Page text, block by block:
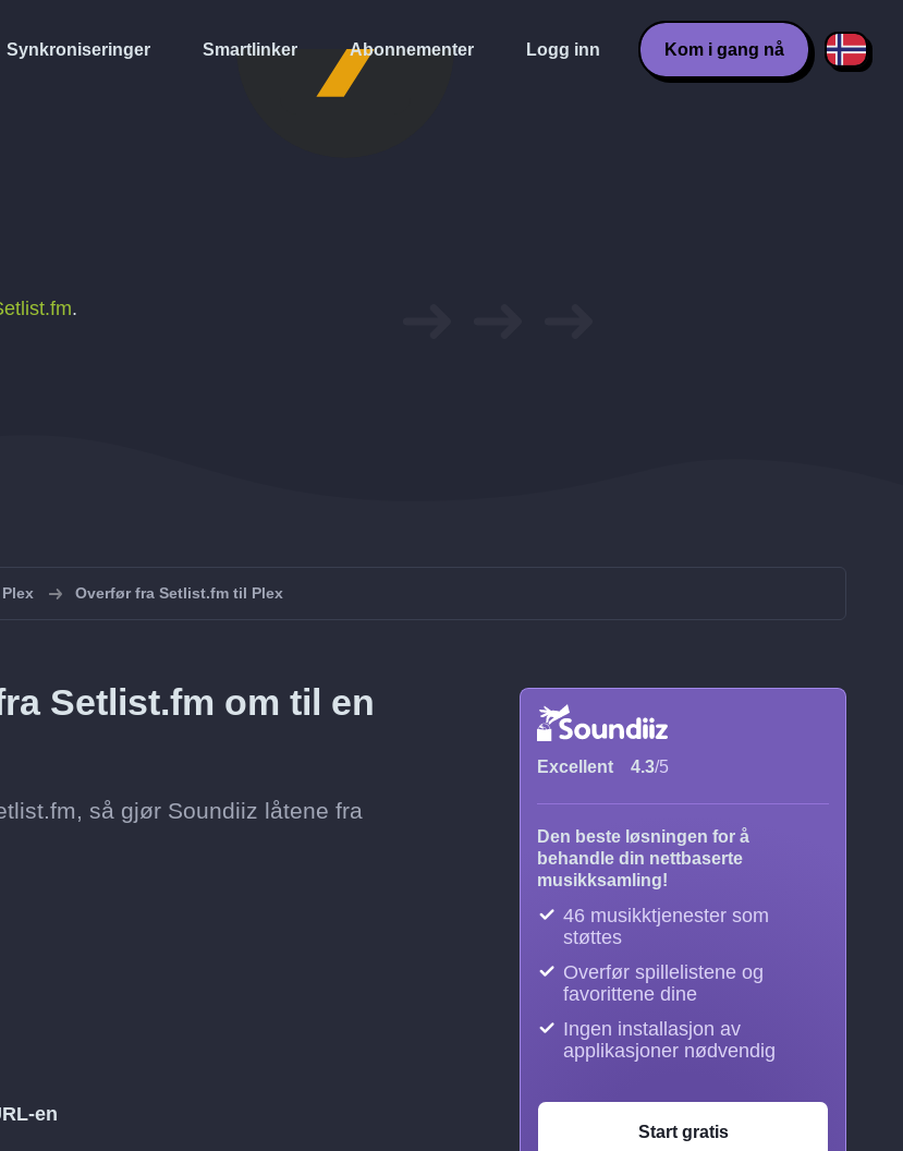
Synkroniseringer Smartlinker Abonnementer Logg inn Kom i gang nå
.
Overfør fra Setlist.fm til Plex
Setlist.fm om til en
så gjør Soundiiz låtene fra
en
Excellent 4.3/5
Den beste løsningen for å
behandle din nettbaserte
musikksamling!
46 musikktjenester som
støttes
Overfør spillelistene og
favorittene dine
Ingen installasjon av
applikasjoner nødvendig
Start gratis